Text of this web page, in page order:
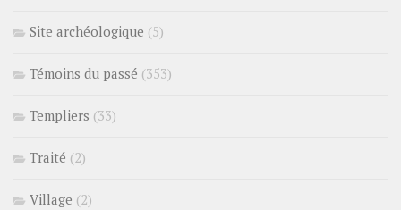
Site archéologique (5)
Témoins du passé (353)
Templiers (33)
Traité (2)
Village (2)